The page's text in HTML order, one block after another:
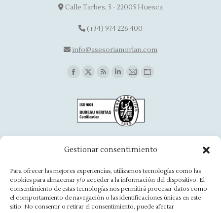
Gestionar consentimiento
Para ofrecer las mejores experiencias, utilizamos tecnologías como las
cookies para almacenar y/o acceder a la información del dispositivo. El
consentimiento de estas tecnologías nos permitirá procesar datos como
el comportamiento de navegación o las identificaciones únicas en este
sitio. No consentir o retirar el consentimiento, puede afectar
Calle Tarbes, 5 - 22005 Huesca
(+34) 974 226 400
info@asesoriamorlan.com
Facebook
opens
X
opens
in
Rss
opens
in
Linkedin
opens
in
new
Mail
opens
in
Website
(+34) 974 500 949
ainsa@asesoriamorlan.com